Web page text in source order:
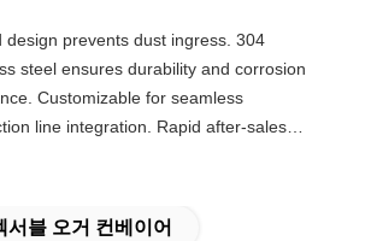
design prevents dust ingress. 304
steel ensures durability and corrosion
Customizable for seamless
line integration. Rapid after-sales
서블 오거 컨베이어